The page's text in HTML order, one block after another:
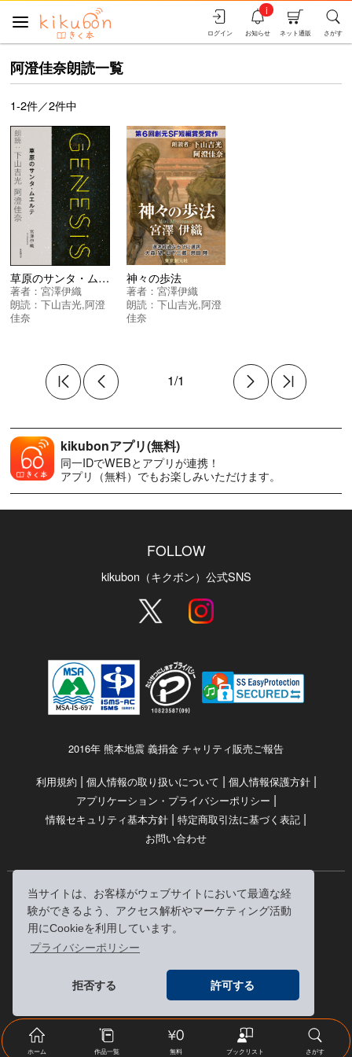
当サイトは、お客様がウェブサイトにおいて最適な経
験ができるよう、アクセス解析やマーケティング活動
用にCookieを利用しています。
プライバシーポリシー
拒否する 許可する
さがす
ネット通販
お知らせ
i
ログイン
阿澄佳奈朗読一覧
1-2件／2件中
草原のサンタ・ムエルテ ＜Ｇｅｎｅｓｉｓ 一万年の午後＞
著者：宮澤伊織
朗読：下山吉光,阿澄
佳奈
神々の歩法
著者： 宮澤伊織
朗読： 下山吉光,阿澄
佳奈
1/1
kikubonアプリ(無料)
同一IDでWEBとアプリが連携！
アプリ（無料）でもお楽しみいただけます。
FOLLOW
kikubon（キクボン）公式SNS
2016年 熊本地震 義捐金 チャリティ販売ご報告
利用規約 | 個人情報の取り扱いについて | 個人情報保護方針|
アプリケーション・プライバシーポリシー |
情報セキュリティ基本方針 | 特定商取引法に基づく表記 |
お問い合わせ
© RRJ Inc.
（kikubon/キクボン/きく本/きくほん/キクホン）は
株式会社RRJの登録商標です。
ホーム 作品一覧 無料 ブックリスト さがす